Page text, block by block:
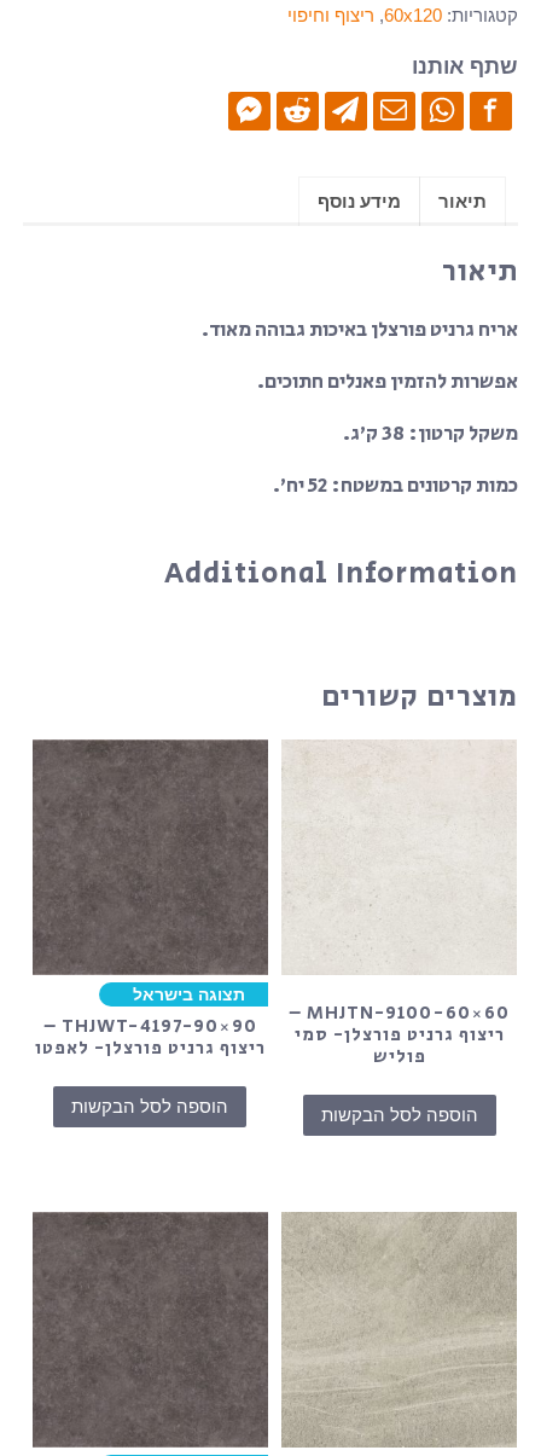
12610-
B-
120x60
פורצלן
מבריק
קטגוריות: 60x120
, ריצוף וחיפוי
שתף אותנו
תיאור מידע נוסף
תיאור
אריח גרניט פורצלן באיכות גבוהה מאוד.
אפשרות להזמין פאנלים חתוכים.
משקל קרטון: 38 ק’ג.
כמות קרטונים במשטח: 52 יח’.
Additional Information
מוצרים קשורים
MHJTN-9100-60×60 –
ריצוף גרניט פורצלן- סמי
פוליש
הוספה לסל הבקשות
תצוגה בישראל
THJWT-4197-90×90 –
ריצוף גרניט פורצלן- לאפטו
הוספה לסל הבקשות